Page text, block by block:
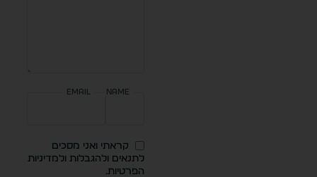
Name
Email
קראתי ואני מסכים
לתנאים ולהגבלות ולמדיניות
הפרטיות.